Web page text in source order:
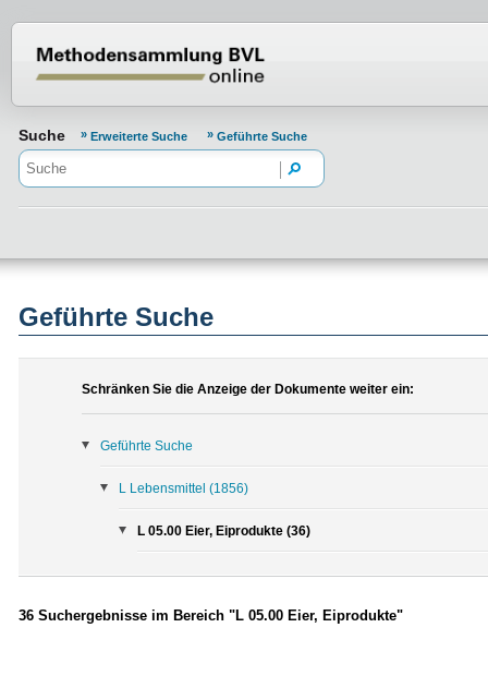
Suche Erweiterte Suche Geführte Suche
Geführte Suche
Schränken Sie die Anzeige der Dokumente weiter ein:
Geführte Suche
L Lebensmittel (1856)
L 05.00 Eier, Eiprodukte (36)
36 Suchergebnisse im Bereich "L 05.00 Eier, Eiprodukte"